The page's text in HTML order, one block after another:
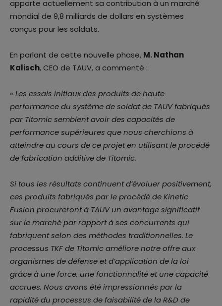
apporte actuellement sa contribution à un marché
mondial de 9,8 milliards de dollars en systèmes
conçus pour les soldats.
En parlant de cette nouvelle phase, M. Nathan
Kalisch, CEO de TAUV, a commenté :
« Les essais initiaux des produits de haute
performance du système de soldat de TAUV fabriqués
par Titomic semblent avoirdes capacités de
performance supérieures que nous cherchions à
atteindre au cours de ce projet en utilisant le procédé
de fabrication additive de Titomic.
Si tous les résultats continuent d’évoluer positivement,
ces produits fabriqués par le procédé de Kinetic
Fusion procureront à TAUV un avantage significatif
sur le marché par rapport à ses concurrents qui
fabriquent selon des méthodes traditionnelles. Le
processus TKF de Titomic améliore notre offre aux
organismes de défense et d’application de la loi
grâce à une force, une fonctionnalité et une capacité
accrues. Nous avons été impressionnés par la
rapidité du processus de faisabilité de la R&D de